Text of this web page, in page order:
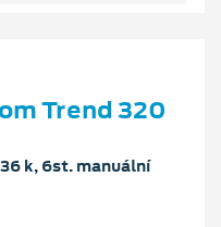
Trend 320
k, 6st. manuální